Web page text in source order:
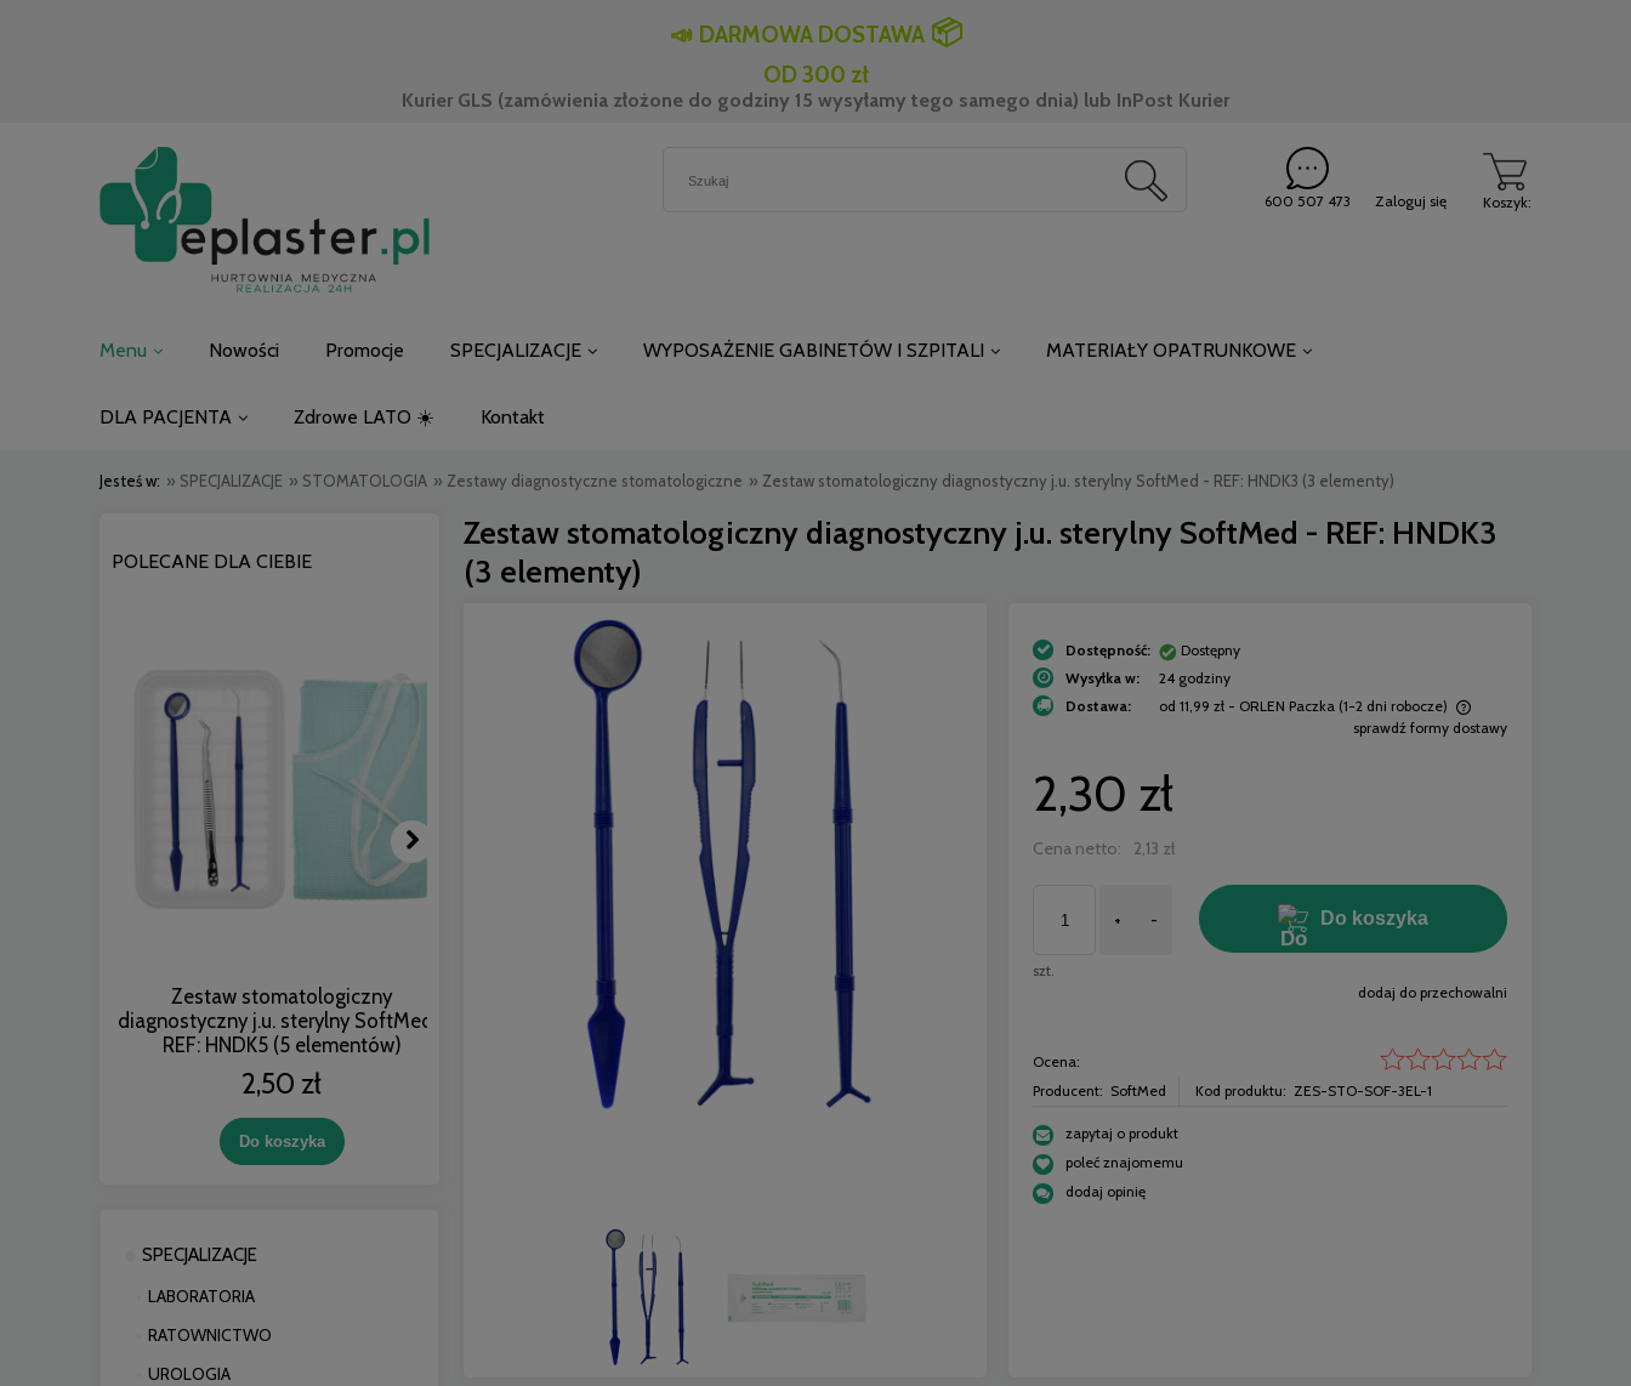
📣 DARMOWA DOSTAWA📦
OD 300 zł
Kurier GLS (zamówienia złożone do godziny 15 wysyłamy tego samego dnia) lub InPost Kurier
Koszyk:
600 507 473 Zaloguj się
Menu Nowości Promocje SPECJALIZACJE WYPOSAŻENIE GABINETÓW I SZPITALI MATERIAŁY OPATRUNKOWE
DLA PACJENTA Zdrowe LATO ☀️ Kontakt
Jesteś w: » SPECJALIZACJE » STOMATOLOGIA » Zestawy diagnostyczne stomatologiczne » Zestaw stomatologiczny diagnostyczny j.u. sterylny SoftMed - REF: HNDK3 (3 elementy)
POLECANE DLA CIEBIE
Zestaw stomatologiczny
diagnostyczny j.u. sterylny SoftMed -
REF: HNDK5 (5 elementów)
2,50 zł
Do koszyka
Wkłady do spluwaczki niebieskie - 50
szt.
3,50 zł
SPECJALIZACJE
LABORATORIA
RATOWNICTWO
UROLOGIA
Zestaw stomatologiczny diagnostyczny j.u. sterylny SoftMed - REF: HNDK3
(3 elementy)
Dostępność:
Dostępny
Wysyłka w:
24 godziny
Dostawa:
od 11,99 zł - ORLEN Paczka (1-2 dni robocze)
płatności
sprawdź formy dostawy
2,30 zł
Cena netto: 2,13 zł
+ -
szt.
Do koszyka
dodaj do przechowalni
Ocena:
Producent: SoftMed Kod produktu: ZES-STO-SOF-3EL-1
zapytaj o produkt
poleć znajomemu
dodaj opinię